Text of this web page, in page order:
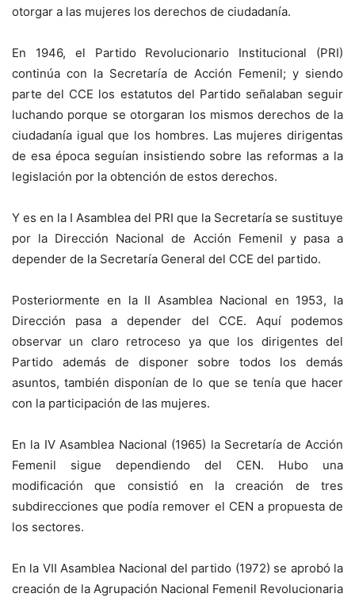
otorgar a las mujeres los derechos de ciudadanía.
En 1946, el Partido Revolucionario Institucional (PRI)
continúa con la Secretaría de Acción Femenil; y siendo
parte del CCE los estatutos del Partido señalaban seguir
luchando porque se otorgaran los mismos derechos de la
ciudadanía igual que los hombres. Las mujeres dirigentas
de esa época seguían insistiendo sobre las reformas a la
legislación por la obtención de estos derechos.
Y es en la I Asamblea del PRI que la Secretaría se sustituye
por la Dirección Nacional de Acción Femenil y pasa a
depender de la Secretaría General del CCE del partido.
Posteriormente en la II Asamblea Nacional en 1953, la
Dirección pasa a depender del CCE. Aquí podemos
observar un claro retroceso ya que los dirigentes del
Partido además de disponer sobre todos los demás
asuntos, también disponían de lo que se tenía que hacer
con la participación de las mujeres.
En la IV Asamblea Nacional (1965) la Secretaría de Acción
Femenil sigue dependiendo del CEN. Hubo una
modificación que consistió en la creación de tres
subdirecciones que podía remover el CEN a propuesta de
los sectores.
En la VII Asamblea Nacional del partido (1972) se aprobó la
creación de la Agrupación Nacional Femenil Revolucionaria